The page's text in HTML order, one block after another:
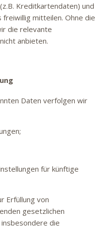
Kreditkartendaten) und
mitteilen. Ohne die
die relevante
anbieten.
Daten verfolgen wir
für künftige
Erfüllung von
gesetzlichen
die